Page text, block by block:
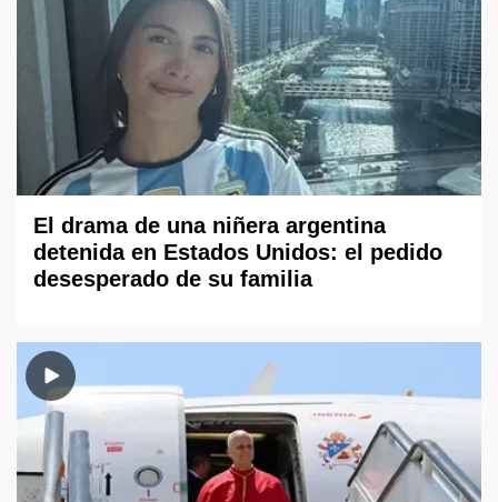
El drama de una niñera argentina
detenida en Estados Unidos: el pedido
desesperado de su familia